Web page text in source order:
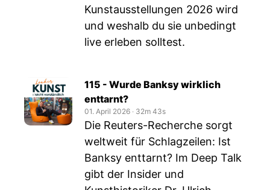
Kunstausstellungen 2026 wird
und weshalb du sie unbedingt
live erleben solltest.
115 - Wurde Banksy wirklich
enttarnt?
01. April 2026 ‧ 32m 43s
Die Reuters-Recherche sorgt
weltweit für Schlagzeilen: Ist
Banksy enttarnt? Im Deep Talk
gibt der Insider und